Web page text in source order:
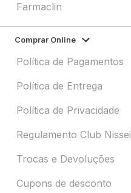
Farmaclin
Comprar Online
Política de Pagamentos
Política de Entrega
Política de Privacidade
Regulamento Club Nissei
Trocas e Devoluções
Cupons de desconto